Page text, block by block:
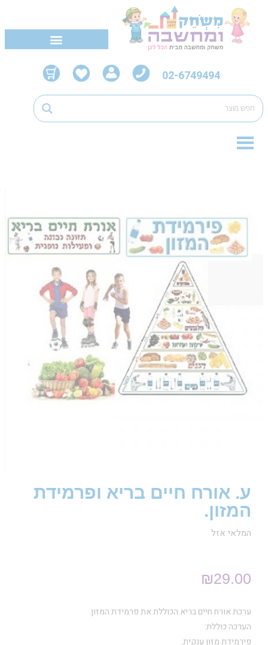
02-6749494
ע. אורח חיים בריא ופרמידת
המזון.
המלאי אזל
₪29.00
ערכת אורח חיים בריא הכוללת את פרמידת המזון.
הערכה כוללת:
פירמידת מזון ענקית.